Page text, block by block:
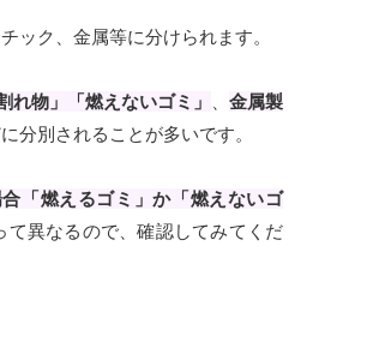
ック、金属等に分けられます。
物」「燃えないゴミ」
金属製
分別されることが多いです。
「燃えるゴミ」か「燃えないゴ
て異なるので、確認してみてくだ